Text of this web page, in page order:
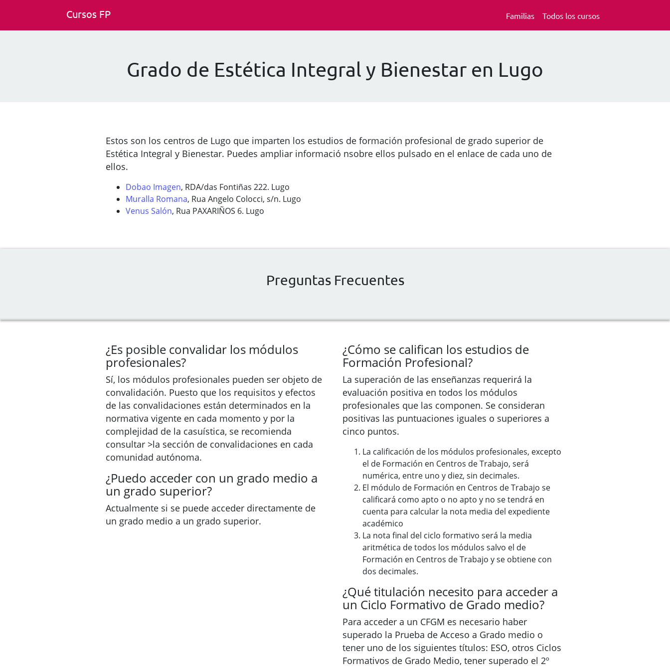
Cursos FP Familias Todos los cursos
Grado de Estética Integral y Bienestar en Lugo
Estos son los centros de Lugo que imparten los estudios de formación profesional de grado superior de
Estética Integral y Bienestar. Puedes ampliar informació nsobre ellos pulsado en el enlace de cada uno de
ellos.
Dobao Imagen, RDA/das Fontiñas 222. Lugo
Muralla Romana, Rua Angelo Colocci, s/n. Lugo
Venus Salón, Rua PAXARIÑOS 6. Lugo
Preguntas Frecuentes
¿Es posible convalidar los módulos
profesionales?
Sí, los módulos profesionales pueden ser objeto de
convalidación. Puesto que los requisitos y efectos
de las convalidaciones están determinados en la
normativa vigente en cada momento y por la
complejidad de la casuística, se recomienda
consultar >la sección de convalidaciones en cada
comunidad autónoma.
¿Puedo acceder con un grado medio a
un grado superior?
Actualmente si se puede acceder directamente de
un grado medio a un grado superior.
¿Cómo se califican los estudios de
Formación Profesional?
La superación de las enseñanzas requerirá la
evaluación positiva en todos los módulos
profesionales que las componen. Se consideran
positivas las puntuaciones iguales o superiores a
cinco puntos.
La calificación de los módulos profesionales, excepto
el de Formación en Centros de Trabajo, será
numérica, entre uno y diez, sin decimales.
El módulo de Formación en Centros de Trabajo se
calificará como apto o no apto y no se tendrá en
cuenta para calcular la nota media del expediente
académico
La nota final del ciclo formativo será la media
aritmética de todos los módulos salvo el de
Formación en Centros de Trabajo y se obtiene con
dos decimales.
¿Qué titulación necesito para acceder a
un Ciclo Formativo de Grado medio?
Para acceder a un CFGM es necesario haber
superado la Prueba de Acceso a Grado medio o
tener uno de los siguientes títulos: ESO, otros Ciclos
Formativos de Grado Medio, tener superado el 2º